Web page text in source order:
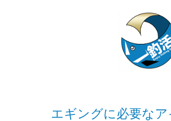
エギングに必要な